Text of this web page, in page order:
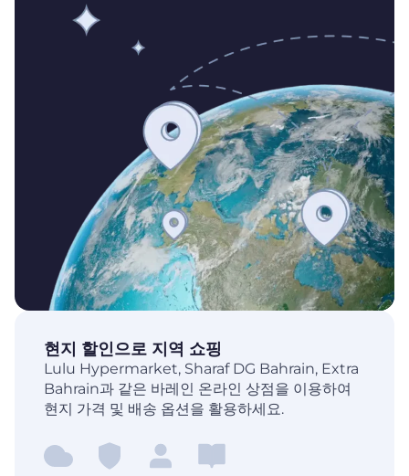
현지 할인으로 지역 쇼핑
Lulu Hypermarket, Sharaf DG Bahrain, Extra
Bahrain과 같은 바레인 온라인 상점을 이용하여
현지 가격 및 배송 옵션을 활용하세요.